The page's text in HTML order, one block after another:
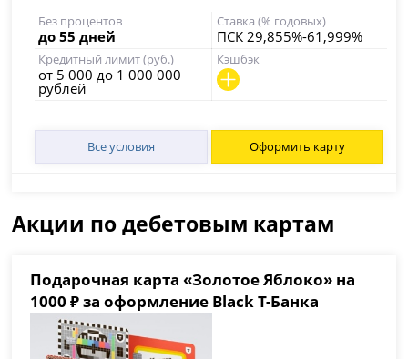
Без процентов
до 55 дней
Ставка (% годовых)
ПСК 29,855%-61,999%
Кредитный лимит (руб.)
от 5 000 до 1 000 000
рублей
Кэшбэк
Все условия Оформить карту
Акции по дебетовым картам
Подарочная карта «Золотое Яблоко» на
1000 ₽ за оформление Black Т-Банка